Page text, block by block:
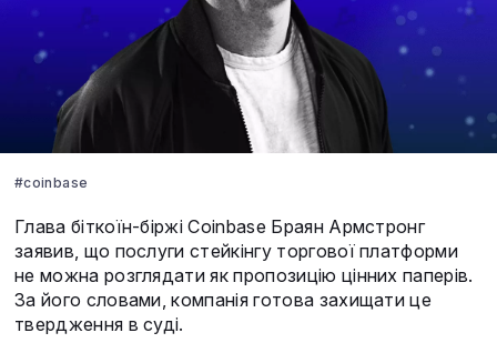
#coinbase
Глава біткоїн-біржі Coinbase Браян Армстронг
заявив, що послуги стейкінгу торгової платформи
не можна розглядати як пропозицію цінних паперів.
За його словами, компанія готова захищати це
твердження в суді.